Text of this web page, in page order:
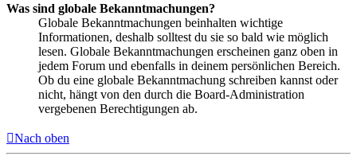
Was sind globale Bekanntmachungen?
Globale Bekanntmachungen beinhalten wichtige
Informationen, deshalb solltest du sie so bald wie möglich
lesen. Globale Bekanntmachungen erscheinen ganz oben in
jedem Forum und ebenfalls in deinem persönlichen Bereich.
Ob du eine globale Bekanntmachung schreiben kannst oder
nicht, hängt von den durch die Board-Administration
vergebenen Berechtigungen ab.
Nach oben